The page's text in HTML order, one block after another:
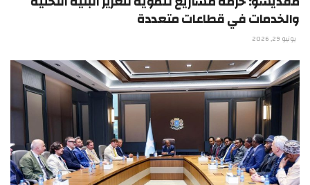
والخدمات في قطاعات متعددة
يونيو 29, 2026